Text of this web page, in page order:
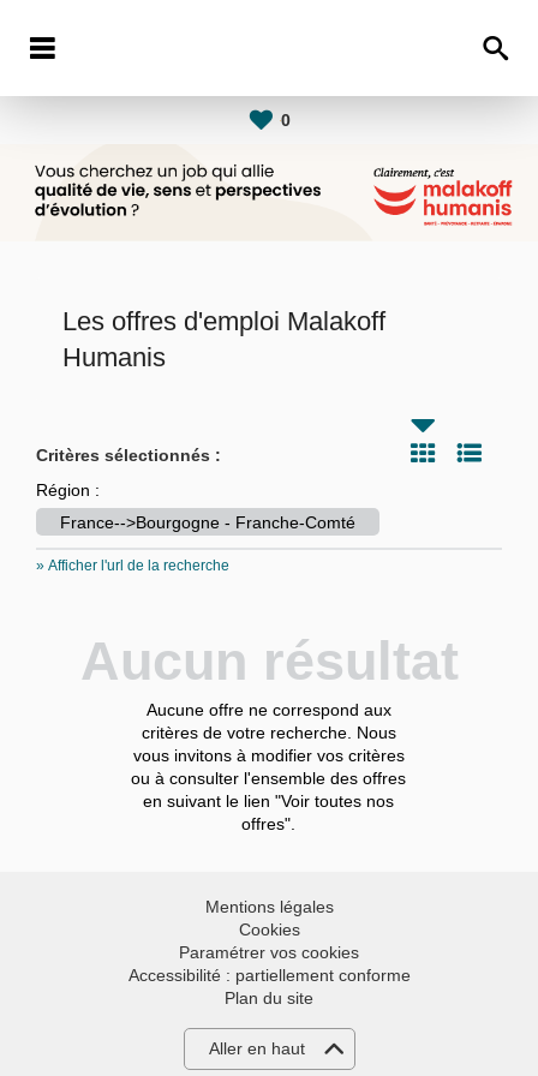
0
Les offres d'emploi Malakoff
Humanis
Critères sélectionnés :
Région :
France-->Bourgogne - Franche-Comté
» Afficher l'url de la recherche
Aucun résultat
Aucune offre ne correspond aux
critères de votre recherche. Nous
vous invitons à modifier vos critères
ou à consulter l'ensemble des offres
en suivant le lien "Voir toutes nos
offres".
Mentions légales
Cookies
Paramétrer vos cookies
Accessibilité : partiellement conforme
Plan du site
Aller en haut